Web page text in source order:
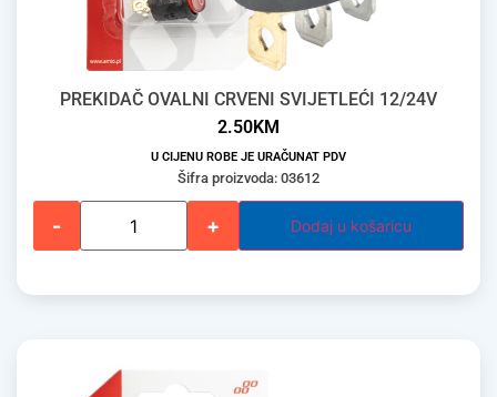
PREKIDAČ OVALNI CRVENI SVIJETLEĆI 12/24V
2.50KM
U CIJENU ROBE JE URAČUNAT PDV
Šifra proizvoda: 03612
- + Dodaj u košaricu